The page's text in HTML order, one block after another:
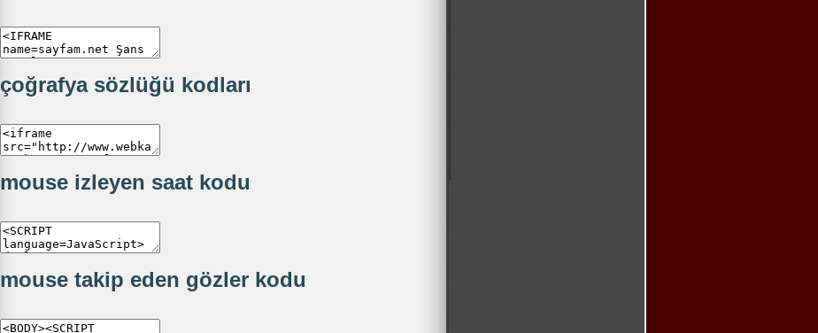
çoğrafya sözlüğü kodları
mouse izleyen saat kodu
mouse takip eden gözler kodu